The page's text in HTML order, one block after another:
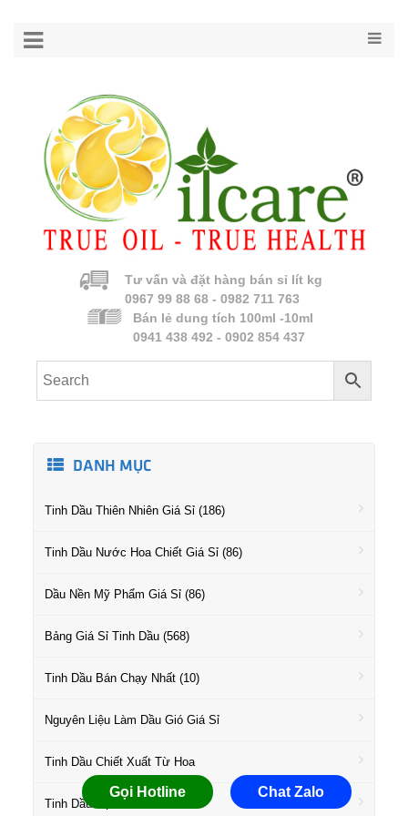
Tư vấn và đặt hàng bán sỉ lít kg
0967 99 88 68 - 0982 711 763
Bán lẻ dung tích 100ml -10ml
0941 438 492 - 0902 854 437
DANH MỤC
Tinh Dầu Thiên Nhiên Giá Sỉ (186)
Tinh Dầu Nước Hoa Chiết Giá Sỉ (86)
Dầu Nền Mỹ Phẩm Giá Sỉ (86)
Bảng Giá Sỉ Tinh Dầu (568)
Tinh Dầu Bán Chạy Nhất (10)
Nguyên Liệu Làm Dầu Gió Giá Sỉ
Tinh Dầu Chiết Xuất Từ Hoa
Tinh Dầu Họ Gỗ Giá Sỉ
Gọi Hotline Chat Zalo